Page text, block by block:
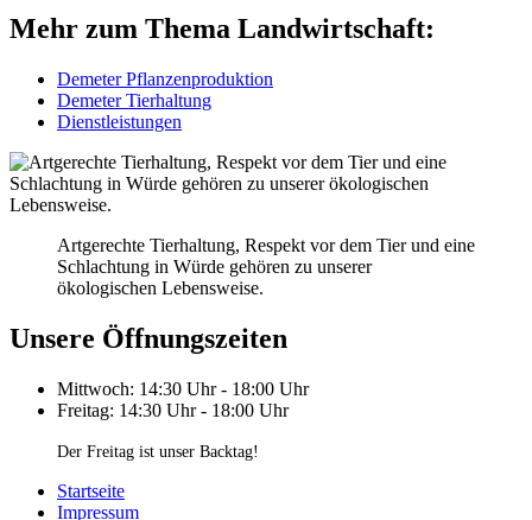
Mehr zum Thema Landwirtschaft:
Demeter Pflanzenproduktion
Demeter Tierhaltung
Dienstleistungen
Artgerechte Tierhaltung, Respekt vor dem Tier und eine
Schlachtung in Würde gehören zu unserer
ökologischen Lebensweise.
Unsere Öffnungszeiten
Mittwoch: 14:30 Uhr - 18:00 Uhr
Freitag: 14:30 Uhr - 18:00 Uhr
Der Freitag ist unser Backtag!
Startseite
Impressum